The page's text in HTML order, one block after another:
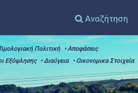
Αναζήτηση
Πολιτική
• Αποφάσεις
Εξόφλησης • Διαύγεια
• Οικονομικα Στοιχεία